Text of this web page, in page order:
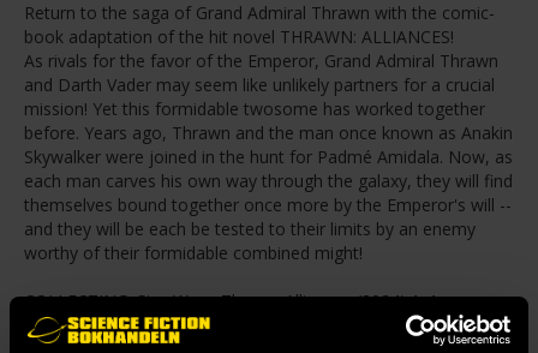
Return to the saga of Grand Admiral Thrawn with the comic-
book adaptation of the hit novel THRAWN: ALLIANCES!
As rivals for the favor of the Emperor, Grand Admiral Thrawn
and Darth Vader may seem like unlikely partners for a crucial
mission! Yet this formidable twosome has worked together
before. Years ago, Thrawn and the man once known as Anakin
Skywalker were joined in the hunt for Padmé Amidala. Now, as
each man carves his own way through the galaxy, they will find
themselves bound together once more by the Emperor's will --
and they will be each be tested to their limits by an enemy
worthy of their formidable combined might!
COLLECTING: Star Wars: Thrawn Alliances (2024) 1-4